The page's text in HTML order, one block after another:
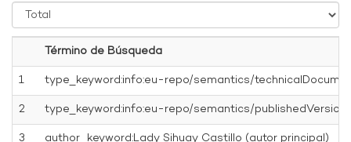
Término de Búsqueda
1
type_keyword:info:eu-repo/semantics/
2
type_keyword:info:eu-repo/semantics/publishedVersion
3
author_keyword:Lady Sihuay Castillo (autor principal)